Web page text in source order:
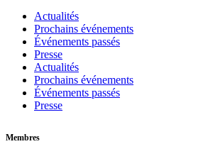
Actualités
Prochains événements
Événements passés
Presse
Actualités
Prochains événements
Événements passés
Presse
Membres